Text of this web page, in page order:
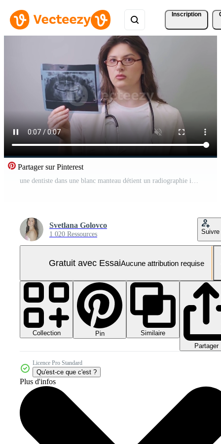
Inscription
Partager sur Pinterest
une dentiste dans une blanc manteau détient un radiographie image, examiner il soigneusement à détecter possible dentaire pathologies. Vidéo Pro
Svetlana Golovco
1 020 Ressources Suivre
Gratuit avec EssaiAucune attribution requise
Collection Pin
Similaire
Partager
Licence Pro Standard
Qu'est-ce que c'est ?
Plus d'infos